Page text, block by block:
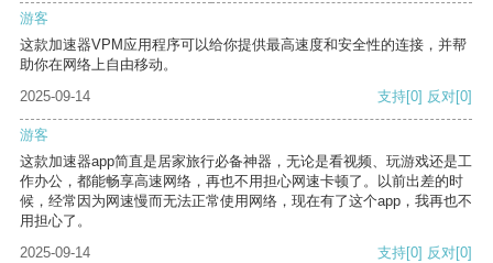
游客
这款加速器VPM应用程序可以给你提供最高速度和安全性的连接，并帮
助你在网络上自由移动。
2025-09-14
支持[0] 反对[0]
游客
这款加速器app简直是居家旅行必备神器，无论是看视频、玩游戏还是工
作办公，都能畅享高速网络，再也不用担心网速卡顿了。以前出差的时
候，经常因为网速慢而无法正常使用网络，现在有了这个app，我再也不
用担心了。
2025-09-14
支持[0] 反对[0]